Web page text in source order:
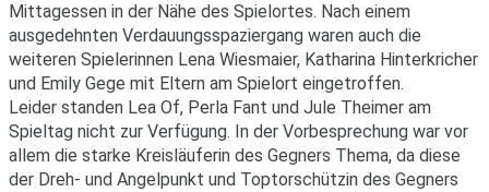
Mittagessen in der Nähe des Spielortes. Nach einem
ausgedehnten Verdauungsspaziergang waren auch die
weiteren Spielerinnen Lena Wiesmaier, Katharina Hinterkricher
und Emily Gege mit Eltern am Spielort eingetroffen.
Leider standen Lea Of, Perla Fant und Jule Theimer am
Spieltag nicht zur Verfügung. In der Vorbesprechung war vor
allem die starke Kreisläuferin des Gegners Thema, da diese
der Dreh- und Angelpunkt und Toptorschützin des Gegners